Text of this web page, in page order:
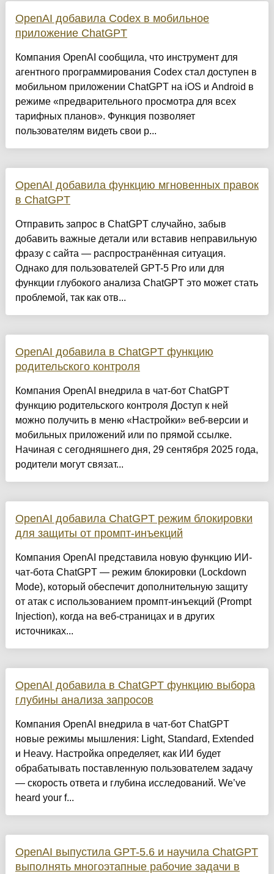
OpenAI добавила Codex в мобильное
приложение ChatGPT
Компания OpenAI сообщила, что инструмент для
агентного программирования Codex стал доступен в
мобильном приложении ChatGPT на iOS и Android в
режиме «предварительного просмотра для всех
тарифных планов». Функция позволяет
пользователям видеть свои р...
OpenAI добавила функцию мгновенных правок
в ChatGPT
Отправить запрос в ChatGPT случайно, забыв
добавить важные детали или вставив неправильную
фразу с сайта — распространённая ситуация.
Однако для пользователей GPT-5 Pro или для
функции глубокого анализа ChatGPT это может стать
проблемой, так как отв...
OpenAI добавила в ChatGPT функцию
родительского контроля
Компания OpenAI внедрила в чат-бот ChatGPT
функцию родительского контроля Доступ к ней
можно получить в меню «Настройки» веб-версии и
мобильных приложений или по прямой ссылке.
Начиная с сегодняшнего дня, 29 сентября 2025 года,
родители могут связат...
OpenAI добавила ChatGPT режим блокировки
для защиты от промпт-инъекций
Компания OpenAI представила новую функцию ИИ-
чат-бота ChatGPT — режим блокировки (Lockdown
Mode), который обеспечит дополнительную защиту
от атак с использованием промпт-инъекций (Prompt
Injection), когда на веб-страницах и в других
источниках...
OpenAI добавила в ChatGPT функцию выбора
глубины анализа запросов
Компания OpenAI внедрила в чат-бот ChatGPT
новые режимы мышления: Light, Standard, Extended
и Heavy. Настройка определяет, как ИИ будет
обрабатывать поставленную пользователем задачу
— скорость ответа и глубина исследований. We’ve
heard your f...
OpenAI выпустила GPT-5.6 и научила ChatGPT
выполнять многоэтапные рабочие задачи в